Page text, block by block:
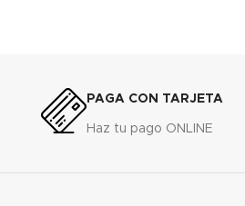
PAGA CON TARJETA
Haz tu pago ONLINE